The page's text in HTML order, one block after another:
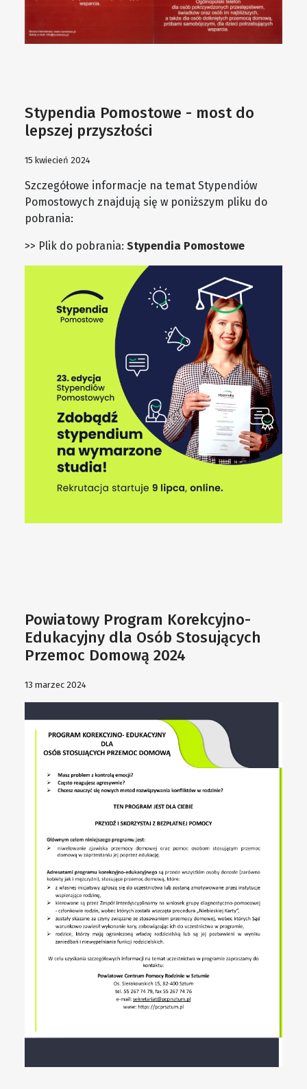
Stypendia Pomostowe - most do
lepszej przyszłości
15 kwiecień 2024
Szczegółowe informacje na temat Stypendiów
Pomostowych znajdują się w poniższym pliku do
pobrania:
>> Plik do pobrania: Stypendia Pomostowe
Powiatowy Program Korekcyjno-
Edukacyjny dla Osób Stosujących
Przemoc Domową 2024
13 marzec 2024